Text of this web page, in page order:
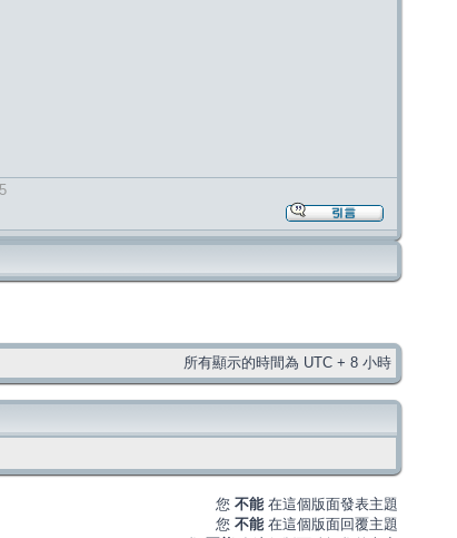
所有顯示的時間為 UTC + 8 小時
您 不能 在這個版面發表主題
您 不能 在這個版面回覆主題